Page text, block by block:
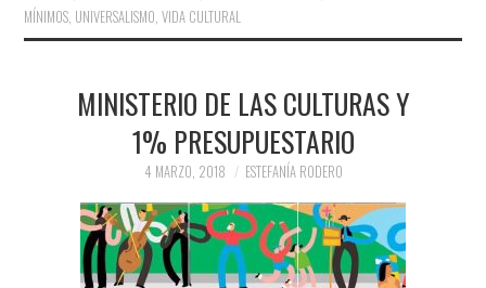
MÍNIMOS UNIVERSALISMO ,VIDA CULTURAL
MINISTERIO DE LAS CULTURAS Y
1% PRESUPUESTARIO
4 MARZO, 2018 ESTEFANÍA RODERO